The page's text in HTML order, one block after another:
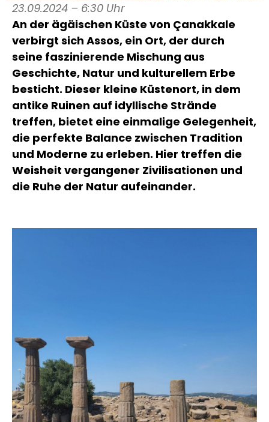
23.09.2024 – 6:30 Uhr
An der ägäischen Küste von Çanakkale
verbirgt sich Assos, ein Ort, der durch
seine faszinierende Mischung aus
Geschichte, Natur und kulturellem Erbe
besticht. Dieser kleine Küstenort, in dem
antike Ruinen auf idyllische Strände
treffen, bietet eine einmalige Gelegenheit,
die perfekte Balance zwischen Tradition
und Moderne zu erleben. Hier treffen die
Weisheit vergangener Zivilisationen und
die Ruhe der Natur aufeinander.